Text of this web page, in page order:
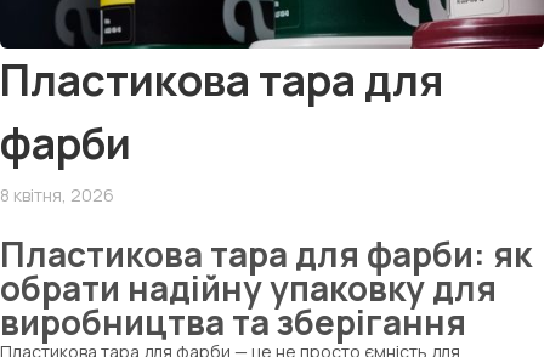
Пластикова тара для
фарби
8 квітня, 2026
Пластикова тара для фарби: як
обрати надійну упаковку для
виробництва та зберігання
Пластикова тара для фарби — це не просто ємність для